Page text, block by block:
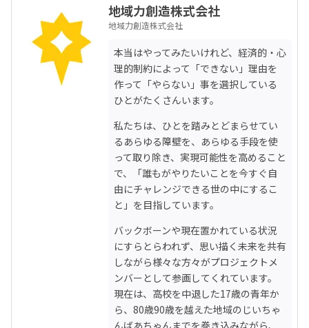
地域力創造株式会社
地域力創造株式会社
本当はやってみたいけれど、経済的・心
理的制約によって「できない」理由を
作って「やらない」事を選択している
ひとがたくさんいます。
私たちは、ひとを踏みとどまらせてい
るあらゆる障壁を、あらゆる手段を使
って取り除き、実現可能性を高めること
で、「誰もがやりたいことを今すぐ自
由にチャレンジできる世の中にするこ
と」を目指しています。
バックボーンや現在置かれている状況
にすらとらわれず、思い描く未来を共有
しながら様々な方々がプロジェクトメ
ンバーとして参画してくれています。
現在は、高校を中退した17歳の青年か
ら、80歳90歳を越えた地域のじいちゃ
んばあちゃんまでを巻き込みながら、